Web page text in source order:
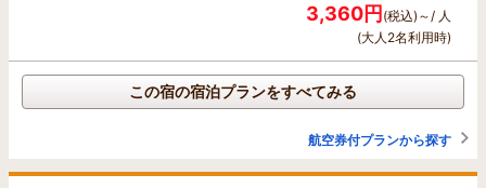
3,360円(税込)～/ 人
(大人2名利用時)
この宿の宿泊プランをすべてみる
航空券付プランから探す